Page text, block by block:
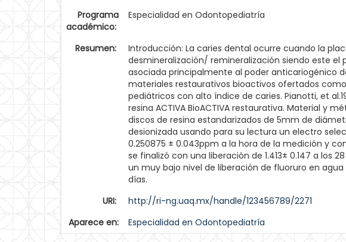
Programa
académico:
Especialidad en Odontopediatría
Resumen:
Introducción: La caries dental ocurre cuando la
desmineralización/ remineralización siendo este el
asociada principalmente al poder anticariogénico
materiales restaurativos bioactivos ofertados
pediátricos con alto índice de caries. Pianotti, et
resina ACTIVA BioACTIVA restaurativa. Material y
discos de resina estandarizados de 5mm de
desionizada usando para su lectura un electro
0.250875 ± 0.043ppm a la hora de la medición y
se finalizó con una liberación de 1.413± 0.147 a los
un muy bajo nivel de liberación de fluoruro en
días.
URI:
http://ri-ng.uaq.mx/handle/123456789/2271
Aparece en:
Especialidad en Odontopediatría